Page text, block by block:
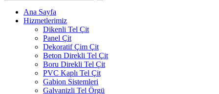
Ana Sayfa
Hizmetlerimiz
Dikenli Tel Çit
Panel Çit
Dekoratif Çim Çit
Beton Direkli Tel Çit
Boru Direkli Tel Çit
PVC Kaplı Tel Çit
Gabion Sistemleri
Galvanizli Tel Örgü